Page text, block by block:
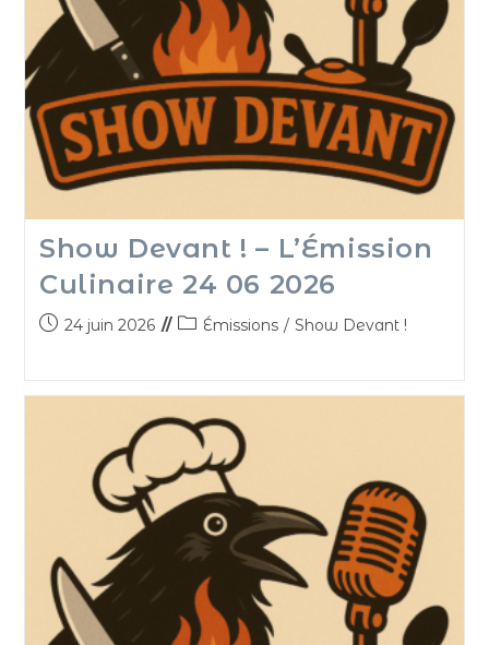
Show Devant ! – L’Émission
Culinaire 24 06 2026
24 juin 2026 Émissions / Show Devant !